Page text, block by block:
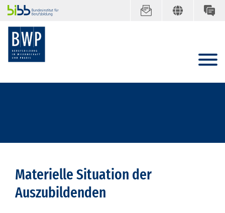
Materielle Situation der
Auszubildenden